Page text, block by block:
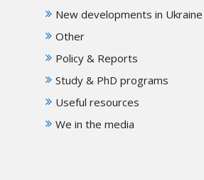
New developments in Ukraine
Other
Policy & Reports
Study & PhD programs
Useful resources
We in the media